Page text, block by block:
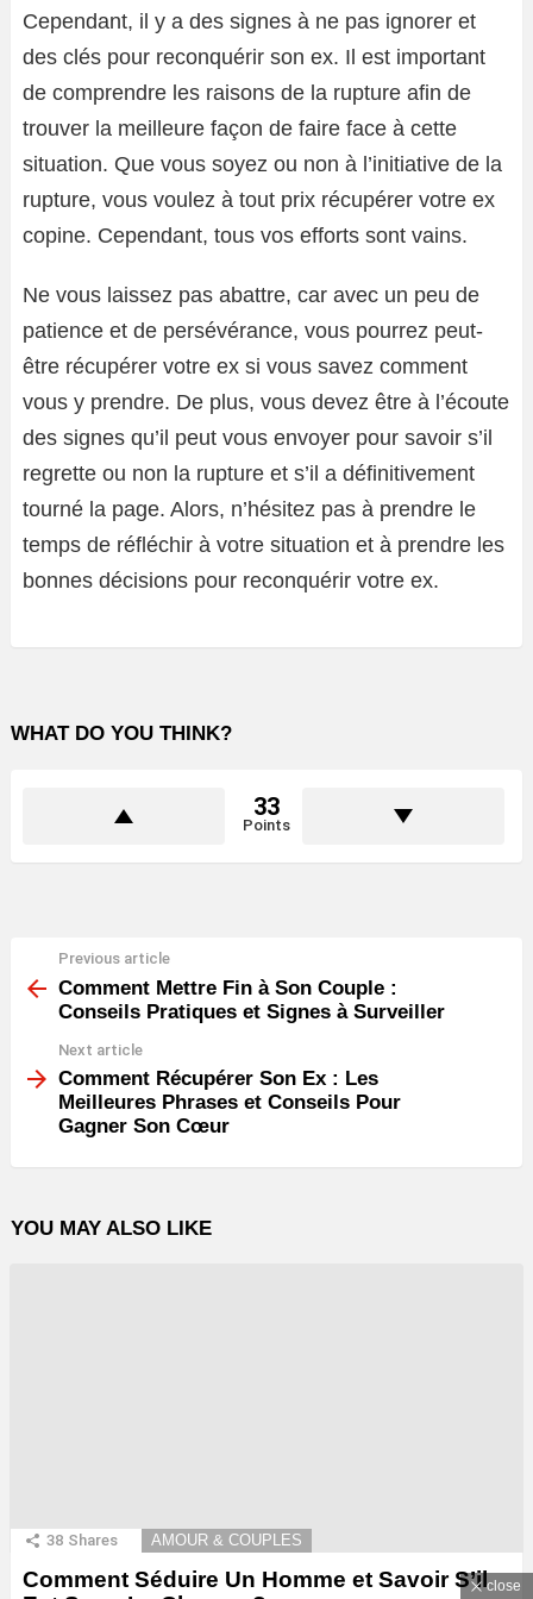
Cependant, il y a des signes à ne pas ignorer et
des clés pour reconquérir son ex. Il est important
de comprendre les raisons de la rupture afin de
trouver la meilleure façon de faire face à cette
situation. Que vous soyez ou non à l’initiative de la
rupture, vous voulez à tout prix récupérer votre ex
copine. Cependant, tous vos efforts sont vains.
Ne vous laissez pas abattre, car avec un peu de
patience et de persévérance, vous pourrez peut-
être récupérer votre ex si vous savez comment
vous y prendre. De plus, vous devez être à l’écoute
des signes qu’il peut vous envoyer pour savoir s’il
regrette ou non la rupture et s’il a définitivement
tourné la page. Alors, n’hésitez pas à prendre le
temps de réfléchir à votre situation et à prendre les
bonnes décisions pour reconquérir votre ex.
WHAT DO YOU THINK?
33
Points
more
Previous article
Comment Mettre Fin à Son Couple :
Conseils Pratiques et Signes à Surveiller
Next article
Comment Récupérer Son Ex : Les
Meilleures Phrases et Conseils Pour
Gagner Son Cœur
YOU MAY ALSO LIKE
38 Shares AMOUR & COUPLES
Comment Séduire Un Homme et Savoir S’ilclose